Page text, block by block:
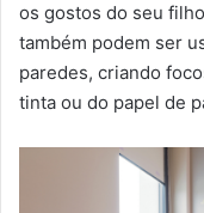
os gostos do seu
também podem ser
paredes, criando
tinta ou do papel de